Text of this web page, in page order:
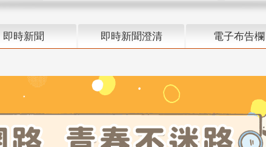
即時新聞 即時新聞澄清 電子布告欄